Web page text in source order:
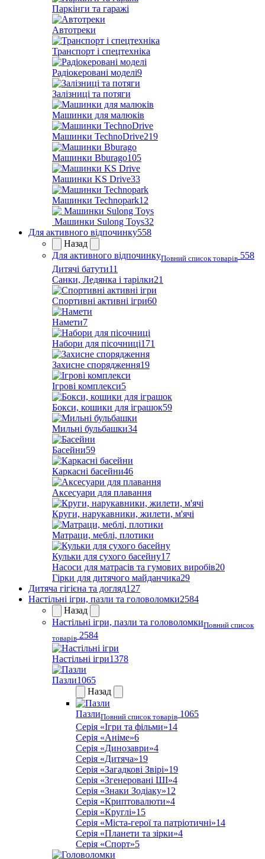
Паркінги та гаражі
Автотреки
Транспорт і спецтехніка
Радіокеровані моделі9
Залізниці та потяги
Машинки для малюків
Машинки TechnoDrive219
Машинки Bburago105
Машинки KS Drive33
Машинки Technopark12
Машинки Sulong Toys32
Для активного відпочинку558
Назад
Для активного відпочинкуПовний список товарів 558
Дитячі батути11
Санки, Ледянка і тарілки21
Спортивні активні ігри60
Намети7
Набори для пісочниці171
Захисне спорядження19
Ігрові комплекси5
Бокси, кошики для іграшок59
Мильні бульбашки34
Басейни59
Каркасні басейни46
Аксесуари для плавання
Круги, нарукавники, жилети, м'ячі
Матраци, меблі, плотики
Кульки для сухого басейну17
Насоси для матрасів та гумових виробів20
Гірки для дитячого майданчика29
Дитяча гігієна та догляд127
Настільні ігри, пазли та головоломки2584
Назад
Настільні ігри, пазли та головоломкиПовний список
товарів 2584
Настільні ігри1378
Пазли1065
Назад
ПазлиПовний список товарів 1065
Серія «Ігри та фільми»14
Серія «Аніме»6
Серія «Динозаври»4
Серія «Дитяча»19
Серія «Загадкові Звірі»19
Серія «Згенеровані ШІ»4
Серія «Знаки Зодіаку»12
Серія «Криптовалюти»4
Серія «Круглі»15
Серія «Міста-герої та патріотичні»14
Серія «Планети та зірки»4
Серія «Спорт»5